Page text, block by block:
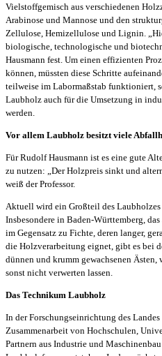
Vielstoffgemisch aus verschiedenen
Arabinose und Mannose und den
Zellulose, Hemizellulose und Lignin.
biologische, technologische und
Hausmann fest. Um einen effizienten
können, müssten diese Schritte
teilweise im Labormaßstab funktioniert,
Laubholz auch für die Umsetzung in
werden.
Vor allem Laubholz besitzt viele
Für Rudolf Hausmann ist es eine gute
zu nutzen: „Der Holzpreis sinkt und
weiß der Professor.
Aktuell wird ein Großteil des Laubholzes
Insbesondere in Baden-Württemberg,
im Gegensatz zu Fichte, deren langer,
die Holzverarbeitung eignet, gibt es bei
dünnen und krumm gewachsenen
sonst nicht verwerten lassen.
Das Technikum Laubholz
In der Forschungseinrichtung des
Zusammenarbeit von Hochschulen,
Partnern aus Industrie und